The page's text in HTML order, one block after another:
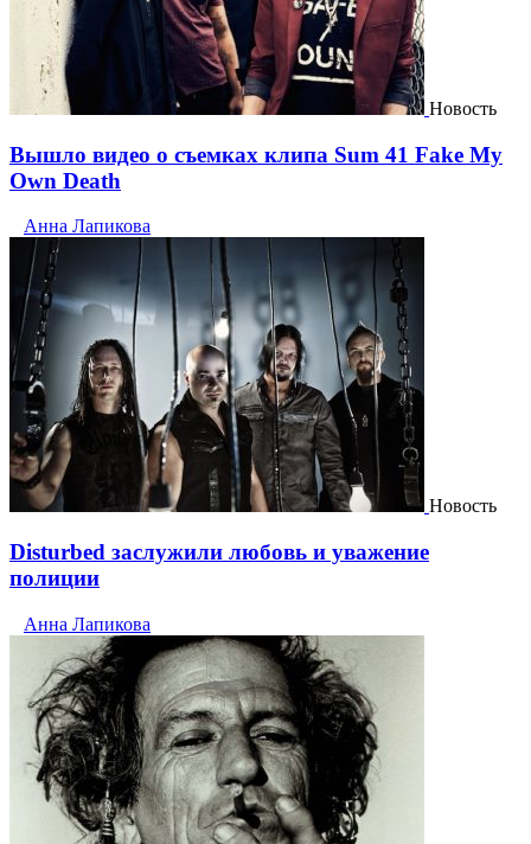
Новость
Вышло видео о съемках клипа Sum 41 Fake My
Own Death
Анна Лапикова
Новость
Disturbed заслужили любовь и уважение
полиции
Анна Лапикова